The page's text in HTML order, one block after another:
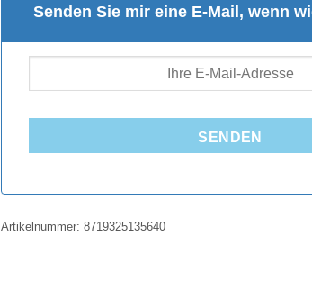
Senden Sie mir eine E-Mail, wenn
SENDEN
Artikelnummer: 8719325135640